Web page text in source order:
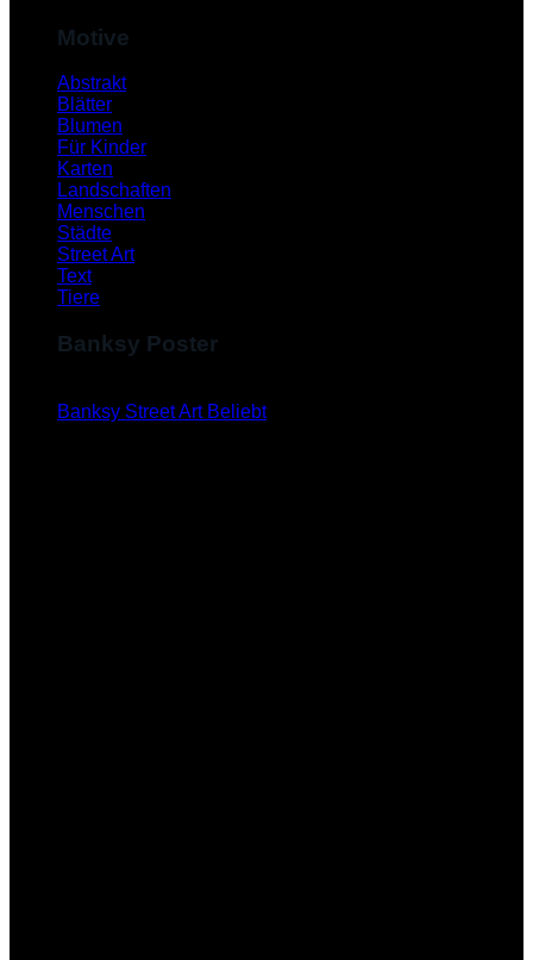
Motive
Abstrakt
Blätter
Blumen
Für Kinder
Karten
Landschaften
Menschen
Städte
Street Art
Text
Tiere
Banksy Poster
Banksy Street Art